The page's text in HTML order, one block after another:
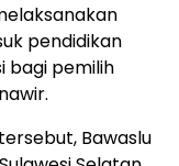
pendidikan
bagi pemilih
Bawaslu